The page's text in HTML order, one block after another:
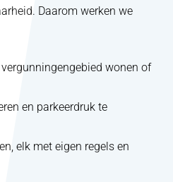
Daarom werken we
wonen of
en parkeerdruk te
elk met eigen regels en